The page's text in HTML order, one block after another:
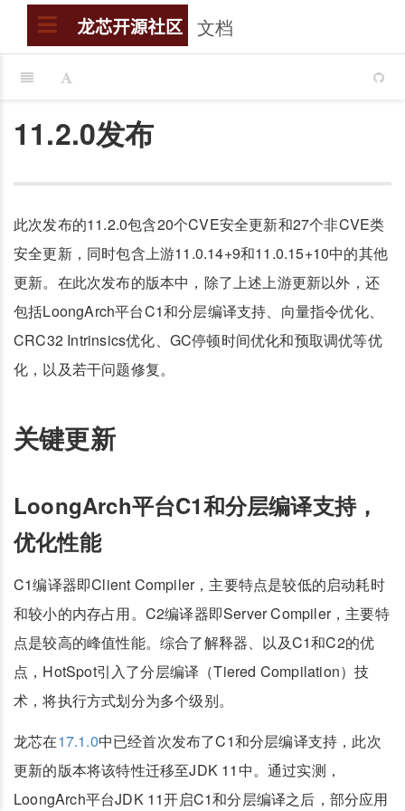
文档
11.2.0发布
此次发布的11.2.0包含20个CVE安全更新和27个非CVE类
安全更新，同时包含上游11.0.14+9和11.0.15+10中的其他
更新。在此次发布的版本中，除了上述上游更新以外，还
包括LoongArch平台C1和分层编译支持、向量指令优化、
CRC32 Intrinsics优化、GC停顿时间优化和预取调优等优
化，以及若干问题修复。
关键更新
LoongArch平台C1和分层编译支持，
优化性能
C1编译器即Client Compiler，主要特点是较低的启动耗时
和较小的内存占用。C2编译器即Server Compiler，主要特
点是较高的峰值性能。综合了解释器、以及C1和C2的优
点，HotSpot引入了分层编译（Tiered Compilation）技
术，将执行方式划分为多个级别。
龙芯在17.1.0中已经首次发布了C1和分层编译支持，此次
更新的版本将该特性迁移至JDK 11中。通过实测，
LoongArch平台JDK 11开启C1和分层编译之后，部分应用